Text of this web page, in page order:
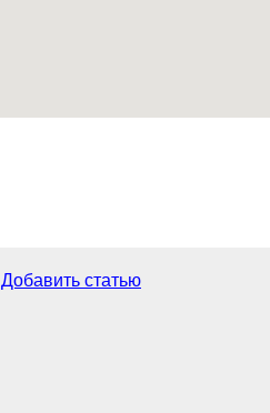
Добавить статью